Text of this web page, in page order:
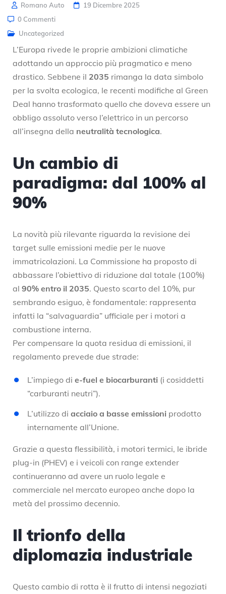
Romano Auto
19 Dicembre 2025
0 Commenti
Uncategorized
L’Europa rivede le proprie ambizioni climatiche
adottando un approccio più pragmatico e meno
drastico. Sebbene il 2035 rimanga la data simbolo
per la svolta ecologica, le recenti modifiche al Green
Deal hanno trasformato quello che doveva essere un
obbligo assoluto verso l’elettrico in un percorso
all’insegna della neutralità tecnologica.
Un cambio di
paradigma: dal 100% al
90%
La novità più rilevante riguarda la revisione dei
target sulle emissioni medie per le nuove
immatricolazioni. La Commissione ha proposto di
abbassare l’obiettivo di riduzione dal totale (100%)
al 90% entro il 2035. Questo scarto del 10%, pur
sembrando esiguo, è fondamentale: rappresenta
infatti la “salvaguardia” ufficiale per i motori a
combustione interna.
Per compensare la quota residua di emissioni, il
regolamento prevede due strade:
L’impiego di e-fuel e biocarburanti (i cosiddetti
“carburanti neutri”).
L’utilizzo di acciaio a basse emissioni prodotto
internamente all’Unione.
Grazie a questa flessibilità, i motori termici, le ibride
plug-in (PHEV) e i veicoli con range extender
continueranno ad avere un ruolo legale e
commerciale nel mercato europeo anche dopo la
metà del prossimo decennio.
Il trionfo della
diplomazia industriale
Questo cambio di rotta è il frutto di intensi negoziati